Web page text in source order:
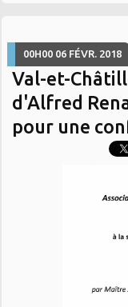
00H00 06 FÉVR. 2018
Val-et-
d'Alfred
pour une